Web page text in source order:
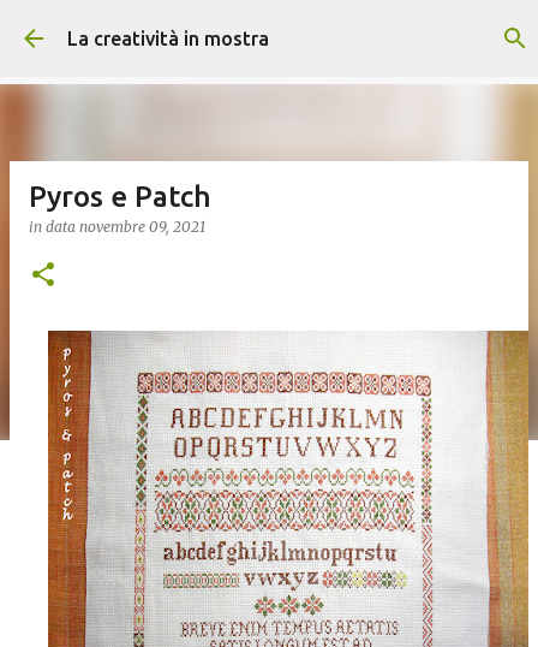
Passa ai contenuti principali
La creatività in mostra
Pyros e Patch
in data novembre 09, 2021